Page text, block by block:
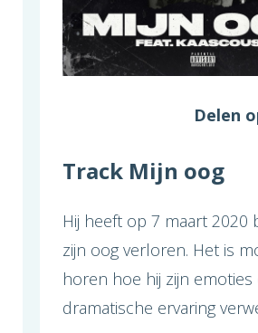
Delen
Track Mijn oog
Hij heeft op 7 maart 2020
zijn oog verloren. Het is
horen hoe hij zijn emoties
dramatische ervaring